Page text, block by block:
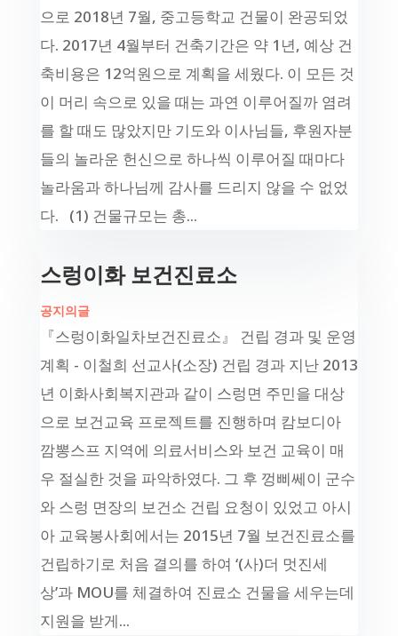
으로 2018년 7월, 중고등학교 건물이 완공되었
다. 2017년 4월부터 건축기간은 약 1년, 예상 건
축비용은 12억원으로 계획을 세웠다. 이 모든 것
이 머리 속으로 있을 때는 과연 이루어질까 염려
를 할 때도 많았지만 기도와 이사님들, 후원자분
들의 놀라운 헌신으로 하나씩 이루어질 때마다
놀라움과 하나님께 감사를 드리지 않을 수 없었
다. (1) 건물규모는 총...
스렁이화 보건진료소
공지의글
『스렁이화일차보건진료소』 건립 경과 및 운영
계획 - 이철희 선교사(소장) 건립 경과 지난 2013
년 이화사회복지관과 같이 스렁면 주민을 대상
으로 보건교육 프로젝트를 진행하며 캄보디아
깜뽕스프 지역에 의료서비스와 보건 교육이 매
우 절실한 것을 파악하였다. 그 후 껑삐쎄이 군수
와 스렁 면장의 보건소 건립 요청이 있었고 아시
아 교육봉사회에서는 2015년 7월 보건진료소를
건립하기로 처음 결의를 하여 ‘(사)더 멋진세
상’과 MOU를 체결하여 진료소 건물을 세우는데
지원을 받게...